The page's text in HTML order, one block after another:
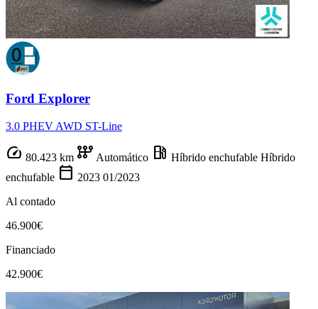
Ford Explorer
3.0 PHEV AWD ST-Line
speed 80.423 km auto_transmission Automático local_gas_station Híbrido enchufable Híbrido
enchufable calendar_today 2023 01/2023
Al contado
46.900€
Financiado
42.900€